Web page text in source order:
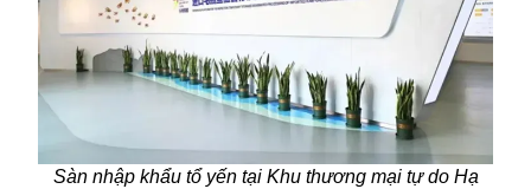
Sàn nhập khẩu tổ yến tại Khu thương mại tự do Hạ